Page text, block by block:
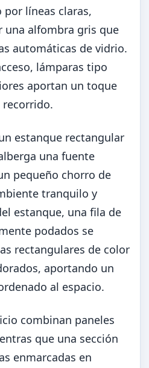
líneas claras,
una alfombra gris que
automáticas de vidrio.
lámparas tipo
aportan un toque
recorrido.
estanque rectangular
una fuente
pequeño chorro de
tranquilo y
estanque, una fila de
podados se
rectangulares de color
aportando un
al espacio.
combinan paneles
que una sección
enmarcadas en